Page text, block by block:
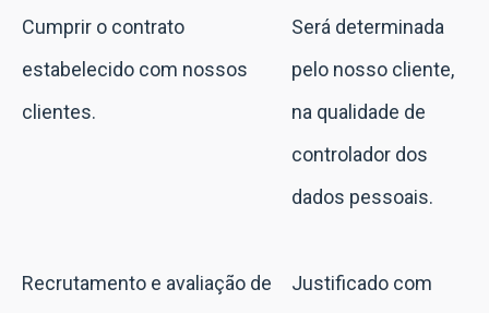
Cumprir o contrato
estabelecido com nossos
clientes.
Será determinada
pelo nosso cliente,
na qualidade de
controlador dos
dados pessoais.
Recrutamento e avaliação de
Justificado com